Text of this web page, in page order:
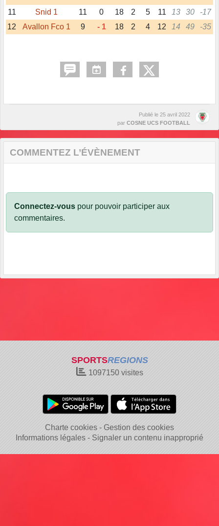
11
Snid 1 11 0 18 2 5 11 13 30
-17
12
Avallon Fco 1 9 - 1 18 2 4 12 14 49 -35
Publié le 25 avril 2022
par COSNE UCS FOOTBALL
COMMENTEZ L’ÉVÈNEMENT
Connectez-vous pour pouvoir participer aux
commentaires.
SPORTSREGIONS
1097150visites
Charte cookies
Gestion des cookies
Informations légales
Signaler un contenu inapproprié